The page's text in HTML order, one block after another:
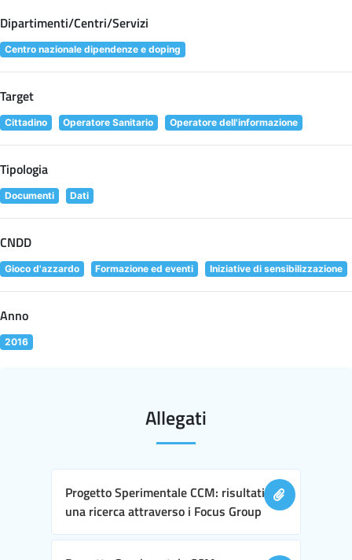
Dipartimenti/Centri/Servizi
Centro nazionale dipendenze e doping
Target
Cittadino Operatore Sanitario Operatore dell'informazione
Tipologia
Documenti Dati
CNDD
Gioco d'azzardo Formazione ed eventi Iniziative di sensibilizzazione
Anno
2016
Allegati
Progetto Sperimentale CCM: risultati di
una ricerca attraverso i Focus Group